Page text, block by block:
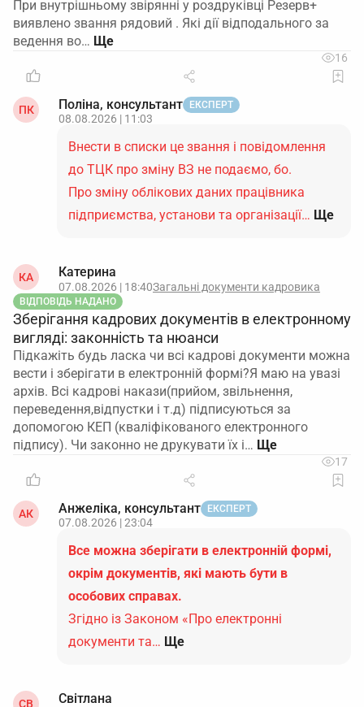
При внутрішньому звірянні у роздруківці Резерв+
виявлено звання рядовий . Які дії відподального за
ведення во…
16
ПК Поліна, консультант ЕКСПЕРТ
08.08.2026 | 11:03
Внести в списки це звання і повідомлення
до ТЦК про зміну ВЗ не подаємо, бо.
Про зміну облікових даних працівника
підприємства, установи та організації… Ще
КА Катерина
07.08.2026 | 18:40Загальні документи кадровика
ВІДПОВІДЬ НАДАНО
Зберігання кадрових документів в електронному
вигляді: законність та нюанси
Підкажіть будь ласка чи всі кадрові документи можна
вести і зберігати в електронній формі?Я маю на увазі
архів. Всі кадрові накази(прийом, звільнення,
переведення,відпустки і т.д) підписуються за
допомогою КЕП (кваліфікованого електронного
підпису). Чи законно не друкувати їх і…
17
АК Анжеліка, консультант ЕКСПЕРТ
07.08.2026 | 23:04
Все можна зберігати в електронній формі,
окрім документів, які мають бути в
особових справах.
Згідно із Законом «Про електронні
документи та… Ще
СВ Світлана